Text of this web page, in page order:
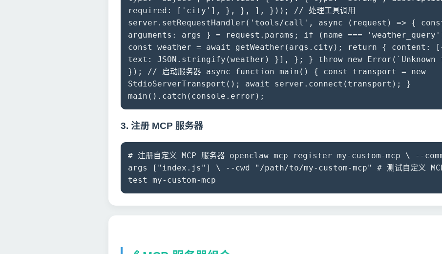
required: ['city'], }, }, ], })); // 处理工具调用
server.setRequestHandler('tools/call', async (request) => {
arguments: args } = request.params; if (name ===
const weather = await getWeather(args.city); return {
text: JSON.stringify(weather) }], }; } throw new Error(`Unknown
}); // 启动服务器 async function main() { const transport = new
StdioServerTransport(); await server.connect(transport); }
main().catch(console.error);
3. 注册 MCP 服务器
# 注册自定义 MCP 服务器 openclaw mcp register my-custom-mcp \ --
args ["index.js"] \ --cwd "/path/to/my-custom-mcp" # 测试自定义
test my-custom-mcp